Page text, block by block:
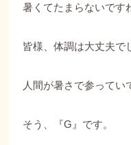
暑くてたまらないです
皆様、体調は大丈夫で
人間が暑さで参ってい
そう、『G』です。